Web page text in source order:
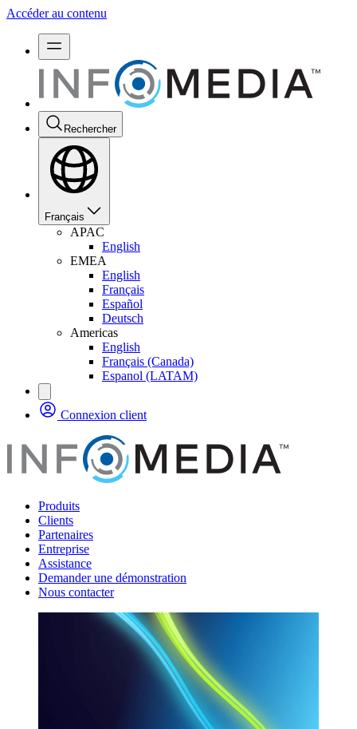
Accéder au contenu
Rechercher
Français
APAC
English
EMEA
English
Français
Español
Deutsch
Americas
English
Français (Canada)
Espanol (LATAM)
Connexion client
Produits
Clients
Partenaires
Entreprise
Assistance
Demander une démonstration
Nous contacter